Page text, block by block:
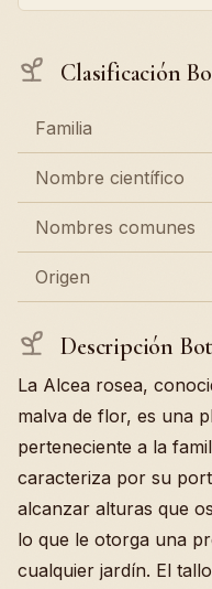
Clasificación
Familia
Nombre científico
Nombres comunes
Origen
Descripción
La Alcea rosea,
malva de flor, es una
perteneciente a la
caracteriza por su
alcanzar alturas que
lo que le otorga una
cualquier jardín. El